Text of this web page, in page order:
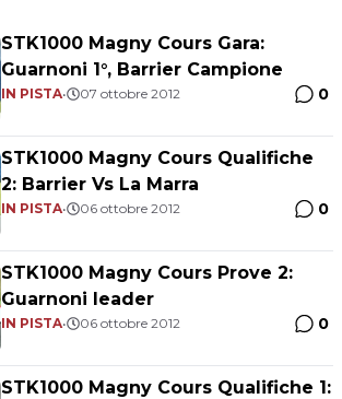
STK1000 Magny Cours Gara:
Guarnoni 1°, Barrier Campione
IN PISTA• 07 ottobre 2012 0
STK1000 Magny Cours Qualifiche
2: Barrier Vs La Marra
IN PISTA• 06 ottobre 2012 0
STK1000 Magny Cours Prove 2:
Guarnoni leader
IN PISTA• 06 ottobre 2012 0
STK1000 Magny Cours Qualifiche 1: